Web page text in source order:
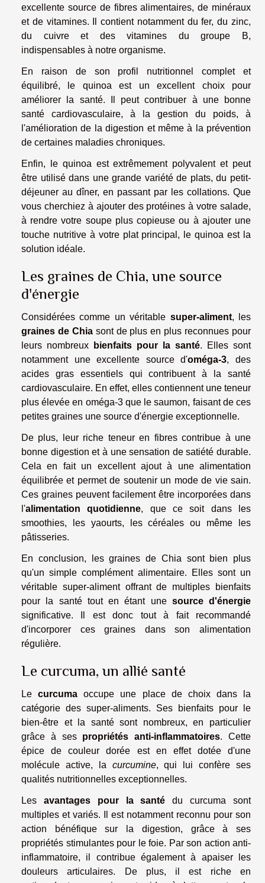
excellente source de fibres alimentaires, de minéraux
et de vitamines. Il contient notamment du fer, du zinc,
du cuivre et des vitamines du groupe B,
indispensables à notre organisme.
En raison de son profil nutritionnel complet et
équilibré, le quinoa est un excellent choix pour
améliorer la santé. Il peut contribuer à une bonne
santé cardiovasculaire, à la gestion du poids, à
l'amélioration de la digestion et même à la prévention
de certaines maladies chroniques.
Enfin, le quinoa est extrêmement polyvalent et peut
être utilisé dans une grande variété de plats, du petit-
déjeuner au dîner, en passant par les collations. Que
vous cherchiez à ajouter des protéines à votre salade,
à rendre votre soupe plus copieuse ou à ajouter une
touche nutritive à votre plat principal, le quinoa est la
solution idéale.
Les graines de Chia, une source
d'énergie
Considérées comme un véritable super-aliment, les
graines de Chiasont de plus en plus reconnues pour
leurs nombreux
bienfaits pour la santé. Elles sont
notamment une excellente source d'oméga-3, des
acides gras essentiels qui contribuent à la santé
cardiovasculaire. En effet, elles contiennent une teneur
plus élevée en oméga-3 que le saumon, faisant de ces
petites graines une source d'énergie exceptionnelle.
De plus, leur riche teneur en fibres contribue à une
bonne digestion et à une sensation de satiété durable.
Cela en fait un excellent ajout à une alimentation
équilibrée et permet de soutenir un mode de vie sain.
Ces graines peuvent facilement être incorporées dans
l'alimentation quotidienne, que ce soit dans les
smoothies, les yaourts, les céréales ou même les
pâtisseries.
En conclusion, les graines de Chia sont bien plus
qu'un simple complément alimentaire. Elles sont un
véritable super-aliment offrant de multiples bienfaits
pour la santé tout en étant une source d'énergie
significative. Il est donc tout à fait recommandé
d'incorporer ces graines dans son alimentation
régulière.
Le curcuma, un allié santé
Lecurcuma occupe une place de choix dans la
catégorie des super-aliments. Ses bienfaits pour le
bien-être et la santé sont nombreux, en particulier
grâce à ses propriétés anti-inflammatoires. Cette
épice de couleur dorée est en effet dotée d'une
molécule active, la curcumine, qui lui confère ses
qualités nutritionnelles exceptionnelles.
Les avantages pour la santé du curcuma sont
multiples et variés. Il est notamment reconnu pour son
action bénéfique sur la digestion, grâce à ses
propriétés stimulantes pour le foie. Par son action anti-
inflammatoire, il contribue également à apaiser les
douleurs articulaires. De plus, il est riche en